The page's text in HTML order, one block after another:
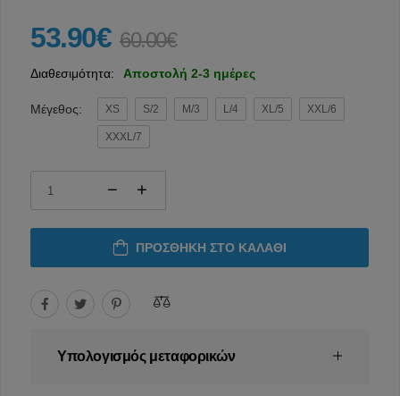
53.90€ 60.00€
Διαθεσιμότητα: Αποστολή 2-3 ημέρες
Μέγεθος: XS S/2 M/3 L/4 XL/5 XXL/6
XXXL/7
ΠΡΟΣΘΉΚΗ ΣΤΟ ΚΑΛΆΘΙ
Υπολογισμός μεταφορικών